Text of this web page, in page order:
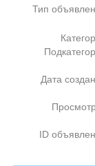
Тип
Дата
ID